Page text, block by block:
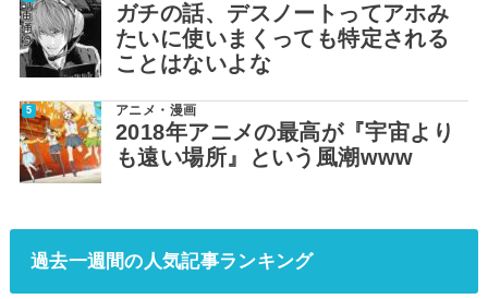
ガチの話、デスノートってアホみ
たいに使いまくっても特定される
ことはないよな
アニメ・漫画
2018年アニメの最高が『宇宙より
も遠い場所』という風潮www
過去一週間の人気記事ランキング